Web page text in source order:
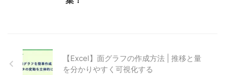
【Excel】面グラフの作成方法 | 推移と量
を分かりやすく可視化する